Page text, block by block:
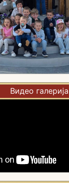
Видео галерија